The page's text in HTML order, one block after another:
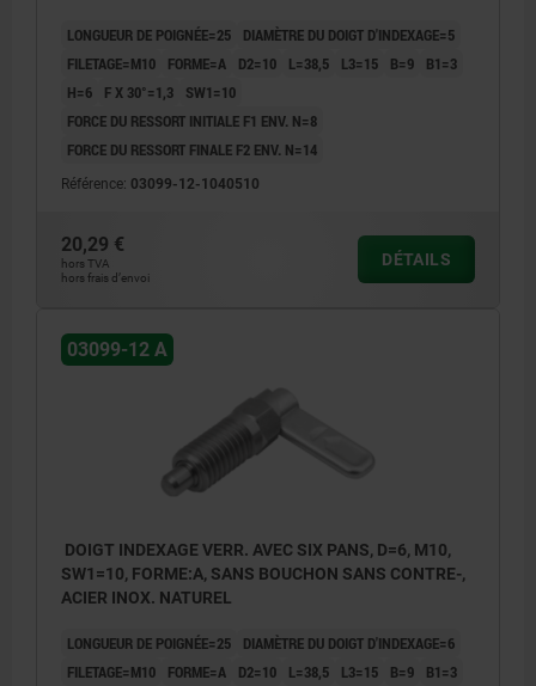
LONGUEUR DE POIGNÉE=25
DIAMÈTRE DU DOIGT D'INDEXAGE=5
FILETAGE=M10
FORME=A D2=10 L=38,5 L3=15 B=9
B1=3
H=6
F X 30°=1,3
SW1=10
FORCE DU RESSORT INITIALE F1 ENV. N=8
FORCE DU RESSORT FINALE F2 ENV. N=14
Référence: 03099-12-1040510
20,29 €
hors TVA
hors frais d’envoi
DÉTAILS
03099-12 A
DOIGT INDEXAGE VERR. AVEC SIX PANS, D=6, M10,
SW1=10, FORME:A, SANS BOUCHON SANS CONTRE-,
ACIER INOX. NATUREL
LONGUEUR DE POIGNÉE=25
DIAMÈTRE DU DOIGT D'INDEXAGE=6
FILETAGE=M10
FORME=A D2=10 L=38,5 L3=15 B=9 B1=3